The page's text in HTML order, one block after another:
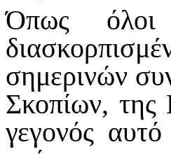
Όπως όλοι
σημερινών
Σκοπίων, της
γεγονός